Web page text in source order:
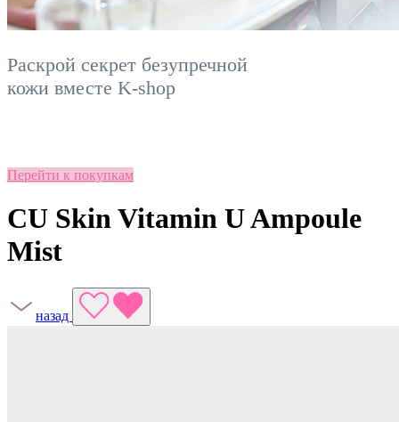
Раскрой секрет безупречной
кожи вместе K-shop
Перейти к покупкам
CU Skin Vitamin U Ampoule
Mist
назад